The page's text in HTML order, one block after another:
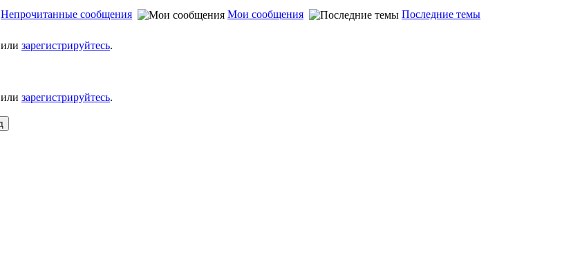
Непрочитанные сообщения Мои сообщения Последние темы
или зарегистрируйтесь.
или зарегистрируйтесь.